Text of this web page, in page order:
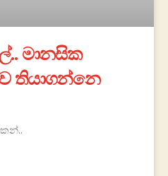
මානසික
තියාගන්නෙ